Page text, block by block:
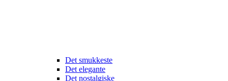
Det smukkeste
Det elegante
Det nostalgiske